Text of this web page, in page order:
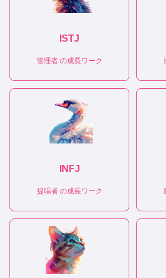
ISTJ
管理者の成長ワーク
INFJ
提唱者の成長ワーク